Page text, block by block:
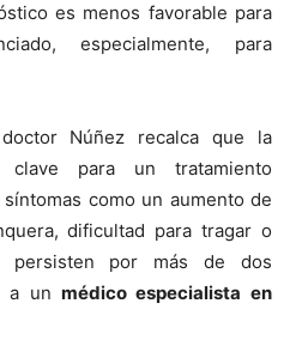
es menos favorable para
especialmente, para
Núñez recalca que la
clave para un tratamiento
como un aumento de
dificultad para tragar o
persisten por más de dos
a un médico especialista en